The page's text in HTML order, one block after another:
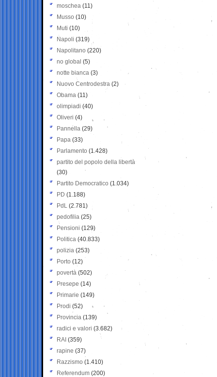
moschea (11)
Musso (10)
Muti (10)
Napoli (319)
Napolitano (220)
no global (5)
notte bianca (3)
Nuovo Centrodestra (2)
Obama (11)
olimpiadi (40)
Oliveri (4)
Pannella (29)
Papa (33)
Parlamento (1.428)
partito del popolo della libertà
(30)
Partito Democratico (1.034)
PD (1.188)
PdL (2.781)
pedofilia (25)
Pensioni (129)
Politica (40.833)
polizia (253)
Porto (12)
povertà (502)
Presepe (14)
Primarie (149)
Prodi (52)
Provincia (139)
radici e valori (3.682)
RAI (359)
rapine (37)
Razzismo (1.410)
Referendum (200)